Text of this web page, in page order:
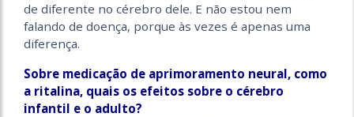
de diferente no cérebro dele. E não estou nem
falando de doença, porque às vezes é apenas uma
diferença.
Sobre medicação de aprimoramento neural, como
a ritalina, quais os efeitos sobre o cérebro
infantil e o adulto?